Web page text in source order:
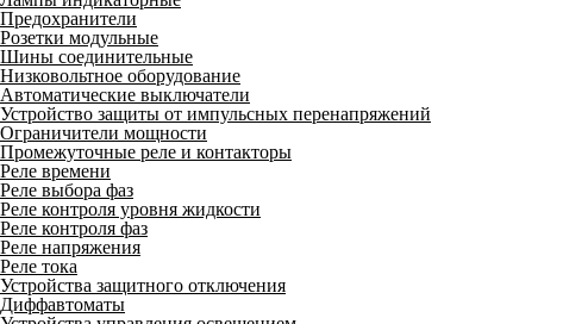
Предохранители
Розетки модульные
Шины соединительные
Низковольтное оборудование
Автоматические выключатели
Устройство защиты от импульсных перенапряжений
Ограничители мощности
Промежуточные реле и контакторы
Реле времени
Реле выбора фаз
Реле контроля уровня жидкости
Реле контроля фаз
Реле напряжения
Реле тока
Устройства защитного отключения
Диффавтоматы